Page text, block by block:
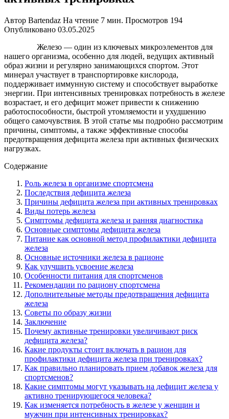
Автор Bartendaz На чтение 7 мин. Просмотров 194
Опубликовано 03.05.2025
Железо — один из ключевых микроэлементов для
нашего организма, особенно для людей, ведущих активный
образ жизни и регулярно занимающихся спортом. Этот
минерал участвует в транспортировке кислорода,
поддерживает иммунную систему и способствует выработке
энергии. При интенсивных тренировках потребность в железе
возрастает, и его дефицит может привести к снижению
работоспособности, быстрой утомляемости и ухудшению
общего самочувствия. В этой статье мы подробно рассмотрим
причины, симптомы, а также эффективные способы
предотвращения дефицита железа при активных физических
нагрузках.
Содержание
Роль железа в организме спортсмена
Последствия дефицита железа
Причины дефицита железа при активных тренировках
Виды потерь железа
Симптомы дефицита железа и ранняя диагностика
Основные симптомы дефицита железа
Питание как основной метод профилактики дефицита
железа
Основные источники железа в рационе
Как улучшить усвоение железа
Особенности питания для спортсменов
Рекомендации по рациону спортсмена
Дополнительные методы предотвращения дефицита
железа
Советы по образу жизни
Заключение
Почему активные тренировки увеличивают риск
дефицита железа?
Какие продукты стоит включать в рацион для
профилактики дефицита железа при тренировках?
Как правильно планировать прием добавок железа для
спортсменов?
Какие симптомы могут указывать на дефицит железа у
активно тренирующегося человека?
Как изменяется потребность в железе у женщин и
мужчин при интенсивных тренировках?